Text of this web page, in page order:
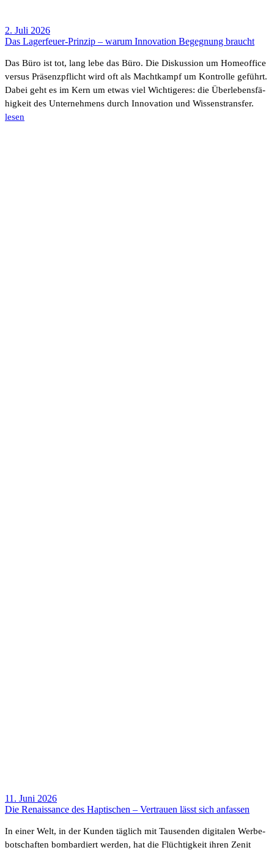
2. Juli 2026
Das Lager­­feuer-Prinzip – warum Inno­va­tion Begeg­nung braucht
Das Büro ist tot, lang lebe das Büro. Die Diskus­sion um Home­of­fice
versus Präsenz­pflicht wird oft als Macht­kampf um Kontrolle geführt.
Dabei geht es im Kern um etwas viel Wich­ti­geres: die Über­le­bens­fä­
hig­keit des Unter­neh­mens durch Inno­va­tion und Wissens­transfer.
lesen
11. Juni 2026
Die Renais­sance des Hapti­schen – Vertrauen lässt sich anfassen
In einer Welt, in der Kunden täglich mit Tausenden digi­talen Werbe­
bot­schaften bombar­diert werden, hat die Flüch­tig­keit ihren Zenit